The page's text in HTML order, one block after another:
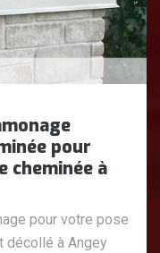
pour
cheminée à
pour votre pose
décollé à Angey